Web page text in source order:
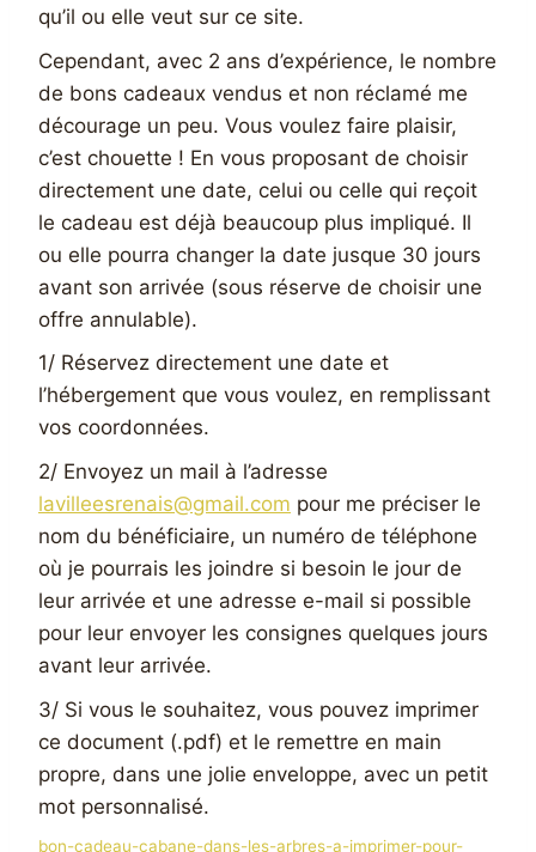
qu’il ou elle veut sur ce site.
Cependant, avec 2 ans d’expérience, le nombre
de bons cadeaux vendus et non réclamé me
décourage un peu. Vous voulez faire plaisir,
c’est chouette ! En vous proposant de choisir
directement une date, celui ou celle qui reçoit
le cadeau est déjà beaucoup plus impliqué. Il
ou elle pourra changer la date jusque 30 jours
avant son arrivée (sous réserve de choisir une
offre annulable).
1/ Réservez directement une date et
l’hébergement que vous voulez, en remplissant
vos coordonnées.
2/ Envoyez un mail à l’adresse
lavilleesrenais@gmail.com pour me préciser le
nom du bénéficiaire, un numéro de téléphone
où je pourrais les joindre si besoin le jour de
leur arrivée et une adresse e-mail si possible
pour leur envoyer les consignes quelques jours
avant leur arrivée.
3/ Si vous le souhaitez, vous pouvez imprimer
ce document (.pdf) et le remettre en main
propre, dans une jolie enveloppe, avec un petit
mot personnalisé.
bon-cadeau-cabane-dans-les-arbres-a-imprimer-pour-